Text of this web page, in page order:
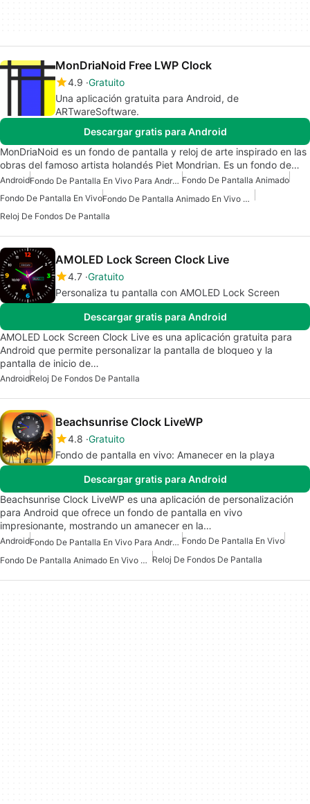
MonDriaNoid Free LWP Clock
4.9 Gratuito
Una aplicación gratuita para Android, de
ARTwareSoftware.
Descargar gratis para Android
MonDriaNoid es un fondo de pantalla y reloj de arte inspirado en las
obras del famoso artista holandés Piet Mondrian. Es un fondo de…
Android Fondo De Pantalla En Vivo Para Android Fondo De Pantalla Animado
Fondo De Pantalla En Vivo
Fondo De Pantalla Animado En Vivo Para Android
Reloj De Fondos De Pantalla
AMOLED Lock Screen Clock Live
4.7 Gratuito
Personaliza tu pantalla con AMOLED Lock Screen
Descargar gratis para Android
AMOLED Lock Screen Clock Live es una aplicación gratuita para
Android que permite personalizar la pantalla de bloqueo y la
pantalla de inicio de…
AndroidReloj De Fondos De Pantalla
Beachsunrise Clock LiveWP
4.8 Gratuito
Fondo de pantalla en vivo: Amanecer en la playa
Descargar gratis para Android
Beachsunrise Clock LiveWP es una aplicación de personalización
para Android que ofrece un fondo de pantalla en vivo
impresionante, mostrando un amanecer en la…
Android Fondo De Pantalla En Vivo Para Android Fondo De Pantalla En Vivo
Fondo De Pantalla Animado En Vivo Para Android Reloj De Fondos De Pantalla